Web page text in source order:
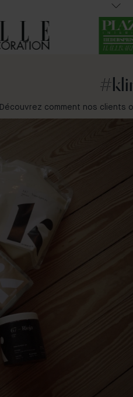
Découvrez comment nos clients